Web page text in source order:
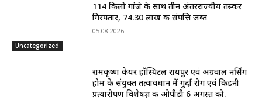
Uncategorized
114 किलो गांजे के साथ तीन अंतरराज्यीय तस्कर
गिरफ्तार, 74.30 लाख की संपत्ति जब्त
05.08.2026
रामकृष्ण केयर हॉस्पिटल रायपुर एवं अग्रवाल नर्सिंग
होम के संयुक्त तत्वावधान में गुर्दा रोग एवं किडनी
प्रत्यारोपण विशेषज्ञ की ओपीडी 6 अगस्त को.